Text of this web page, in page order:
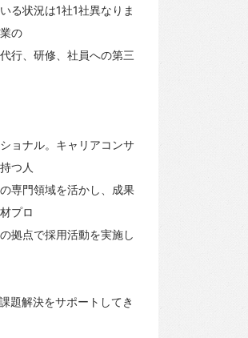
る状況は1社1社異なりま
の
行、研修、社員への第三
ョナル。キャリアコンサ
つ人
専門領域を活かし、成果
プロ
拠点で採用活動を実施し
題解決をサポートしてき